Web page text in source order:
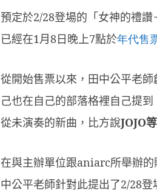
預定於2/28登場的「女神的禮讚
已經在1月8日晚上7點於年代售
從開始售票以來，田中公平老
己也在自己的部落格裡自己提到
從未演奏的新曲，比方說JOJO
在與主辦單位跟aniarc所舉辦
中公平老師針對此提出了2/28登